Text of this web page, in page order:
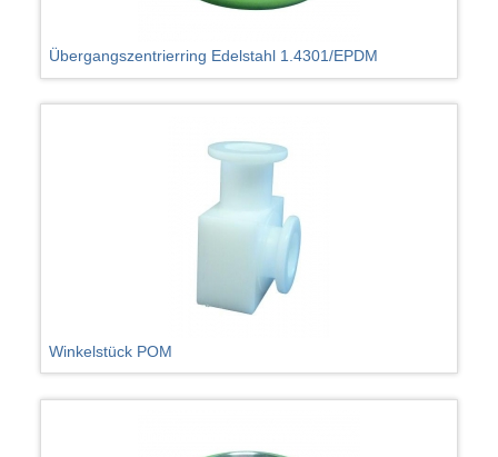
Übergangszentrierring Edelstahl 1.4301/EPDM
Winkelstück POM